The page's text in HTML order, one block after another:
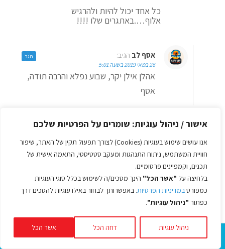
אישור / ניהול עוגיות: שומרים על הפרטיות שלכם
אנו עושים שימוש בעוגיות (Cookies) לצורך תפעול תקין של האתר, שיפור
חוויית המשתמש, ניתוח התנהגות ומעקב סטטיסטי, התאמה אישית של
תכנים, וקמפיינים פרסומיים.
בלחיצה על "אשר הכל" הינך מסכים/ה לשימוש בכלל סוגי העוגיות
כמפורטבמדיניות הפרטיות. באפשרותך לבחור באילו עוגיות להסכים דרך
כפתור "ניהול עוגיות".
ניהול עוגיות דחה הכל אשר הכל
כל אחד יכול להיות ולהרגיש
אלוף….באתגרים שלו !!!!
אסף לב הגיב:
26 במאי 2019 בשעה 5:01
אהלן אילן יקר, שבוע נפלא והרבה תודה,
אסף
הגב
איילת הגיב:
26 במאי 2019 בשעה 10:48
אסף, כפרה עליך!
התפיסה שלך את תפקיד המאמן הרבה
מעבר לשעוני דופק ומרחקים, נותנת ערך
מוסף כל כך חשוב שהופך אותך למאמן
אמיתי לחיים!
נהניתי לקרוא את הסיפור המרגש. הזכיר לי
שגם אני הנחיתי קבוצות של חבר'ה "כאלה"
בפרקטיקום של הנחיית קבוצות לפני כמה
שנים…היה מאתגר וזורק לגמרי מאזור
הנוחות!